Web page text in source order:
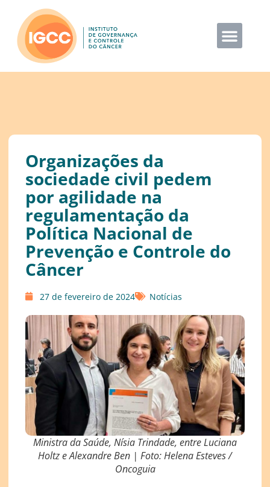
Organizações da
sociedade civil pedem
por agilidade na
regulamentação da
Política Nacional de
Prevenção e Controle do
Câncer
27 de fevereiro de 2024 Notícias
Ministra da Saúde, Nísia Trindade, entre Luciana
Holtz e Alexandre Ben | Foto: Helena Esteves /
Oncoguia